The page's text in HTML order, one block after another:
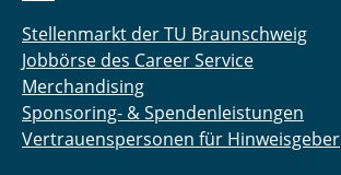
Stellenmarkt der TU Braunschweig
Jobbörse des Career Service
Merchandising
Sponsoring- & Spendenleistungen
Vertrauenspersonen für Hinweisgeber